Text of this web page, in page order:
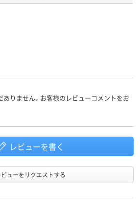
りません。お客様のレビューコメントをお
レビューを書く
ビューをリクエストする